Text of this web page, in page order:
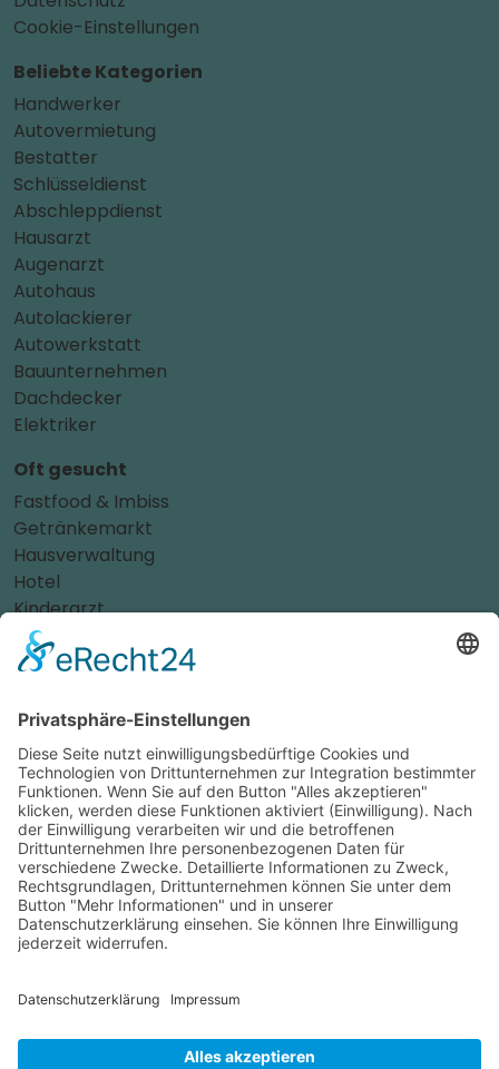
Cookie-Einstellungen
Beliebte Kategorien
Handwerker
Autovermietung
Bestatter
Schlüsseldienst
Abschleppdienst
Hausarzt
Augenarzt
Autohaus
Autolackierer
Autowerkstatt
Bauunternehmen
Dachdecker
Elektriker
Oft gesucht
Fastfood & Imbiss
Getränkemarkt
Hausverwaltung
Hotel
Kinderarzt
Personalvermittler
Weitere Sportvereine
Zahnarzt
Tennis
Tankstelle
Tierbedarf
Parken
Für Ihr Unternehmen
Sichern Sie sich die Vorteile vondas ist nah! Mit uns
erreichen Sie neue Kunden und bleiben Ihren
Bestandskunden in guter Erinnerung.
Schon ab günstigen 29,- € im Monat.
Jetzt informieren